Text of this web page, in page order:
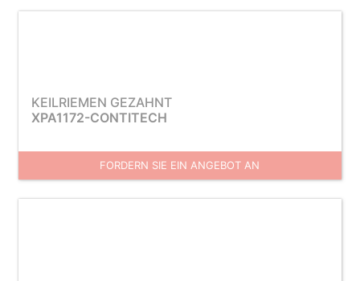
KEILRIEMEN GEZAHNT
XPA1172-CONTITECH
FORDERN SIE EIN ANGEBOT AN